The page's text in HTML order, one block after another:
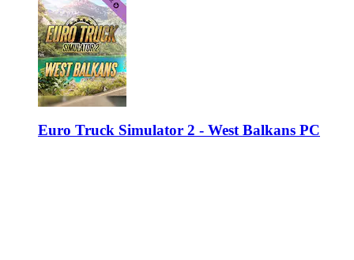
Euro Truck Simulator 2 - West Balkans PC